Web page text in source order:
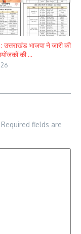
उत्तराखंड भाजपा ने जारी की
की ...
Required fields are